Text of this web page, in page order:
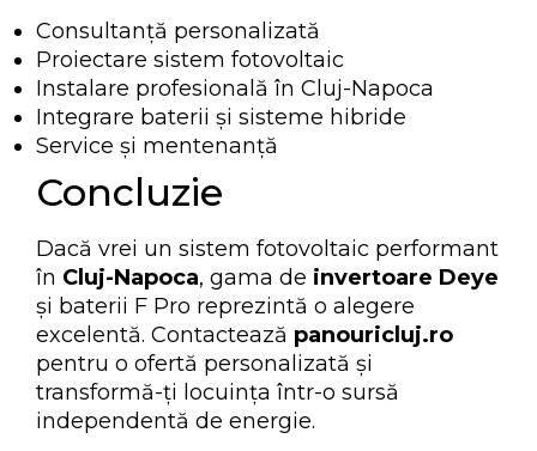
Consultanță personalizată
Proiectare sistem fotovoltaic
Instalare profesională în Cluj-Napoca
Integrare baterii și sisteme hibride
Service și mentenanță
Concluzie
Dacă vrei un sistem fotovoltaic performant
în Cluj-Napoca, gama de invertoare Deye
și baterii F Pro reprezintă o alegere
excelentă. Contactează panouricluj.ro
pentru o ofertă personalizată și
transformă-ți locuința într-o sursă
independentă de energie.